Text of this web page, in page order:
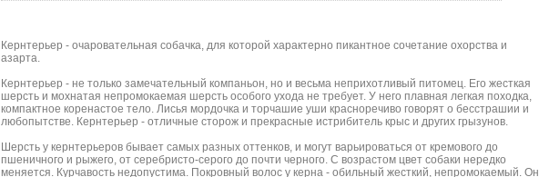
Кернтерьер - очаровательная собачка, для которой характерно пикантное сочетание охорства и
азарта.
Кернтерьер - не только замечательный компаньон, но и весьма неприхотливый питомец. Его жесткая
шерсть и мохнатая непромокаемая шерсть особого ухода не требует. У него плавная легкая походка,
компактное коренастое тело. Лисья мордочка и торчашие уши красноречиво говорят о бесстрашии и
любопытстве. Кернтерьер - отличные сторож и прекрасные истрибитель крыс и других грызунов.
Шерсть у кернтерьеров бывает самых разных оттенков, и могут варьироваться от кремового до
пшеничного и рыжего, от серебристо-серого до почти черного. С возрастом цвет собаки нередко
меняется. Курчавость недопустима. Покровный волос у керна - обильный жесткий, непромокаемый. Он